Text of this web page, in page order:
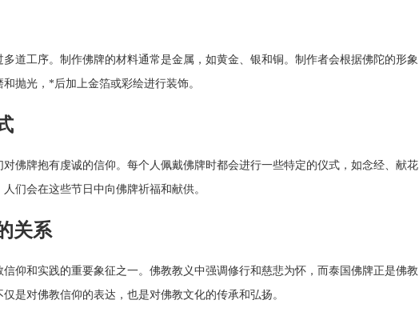
道工序。制作佛牌的材料通常是金属，如黄金、银和铜。制作者会根据佛陀的形象
抛光，*后加上金箔或彩绘进行装饰。
佛牌抱有虔诚的信仰。每个人佩戴佛牌时都会进行一些特定的仪式，如念经、献花
们会在这些节日中向佛牌祈福和献供。
关系
仰和实践的重要象征之一。佛教教义中强调修行和慈悲为怀，而泰国佛牌正是佛教
是对佛教信仰的表达，也是对佛教文化的传承和弘扬。